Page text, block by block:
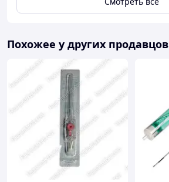
Похожее у других продавцов